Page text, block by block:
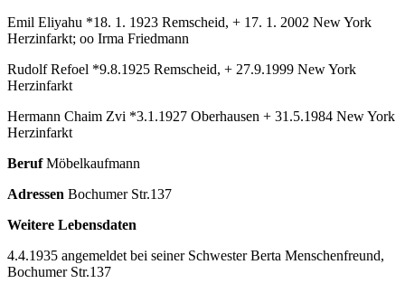
Emil Eliyahu *18. 1. 1923 Remscheid, + 17. 1. 2002 New York
Herzinfarkt; oo Irma Friedmann
Rudolf Refoel *9.8.1925 Remscheid, + 27.9.1999 New York
Herzinfarkt
Hermann Chaim Zvi *3.1.1927 Oberhausen + 31.5.1984 New York
Herzinfarkt
BerufMöbelkaufmann
Adressen Bochumer Str.137
Weitere Lebensdaten
4.4.1935 angemeldet bei seiner Schwester Berta Menschenfreund,
Bochumer Str.137